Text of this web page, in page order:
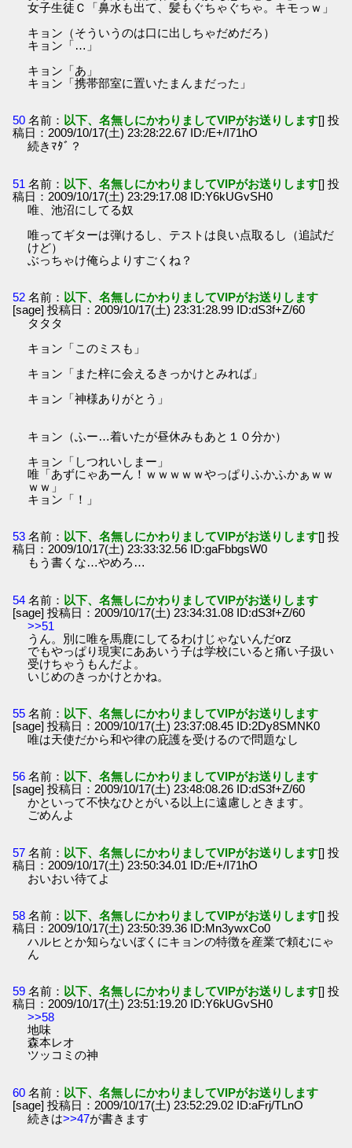
女子生徒Ｃ「鼻水も出て、髪もぐちゃぐちゃ。キモっｗ」
キョン（そういうのは口に出しちゃだめだろ）
キョン「…」
キョン「あ」
キョン「携帯部室に置いたまんまだった」
50 名前： 以下、名無しにかわりましてVIPがお送りします[] 投
稿日：2009/10/17(土) 23:28:22.67 ID:/E+/I71hO
続きﾏﾀﾞ？
51 名前： 以下、名無しにかわりましてVIPがお送りします[] 投
稿日：2009/10/17(土) 23:29:17.08 ID:Y6kUGvSH0
唯、池沼にしてる奴
唯ってギターは弾けるし、テストは良い点取るし（追試だ
けど）
ぶっちゃけ俺らよりすごくね？
52 名前： 以下、名無しにかわりましてVIPがお送りします
[sage] 投稿日：2009/10/17(土) 23:31:28.99 ID:dS3f+Z/60
タタタ
キョン「このミスも」
キョン「また梓に会えるきっかけとみれば」
キョン「神様ありがとう」
キョン（ふー…着いたが昼休みもあと１０分か）
キョン「しつれいしまー」
唯「あずにゃあーん！ｗｗｗｗｗやっぱりふかふかぁｗｗ
ｗｗ」
キョン「！」
53 名前： 以下、名無しにかわりましてVIPがお送りします[] 投
稿日：2009/10/17(土) 23:33:32.56 ID:gaFbbgsW0
もう書くな…やめろ…
54 名前： 以下、名無しにかわりましてVIPがお送りします
[sage] 投稿日：2009/10/17(土) 23:34:31.08 ID:dS3f+Z/60
>>51
うん。別に唯を馬鹿にしてるわけじゃないんだorz
でもやっぱり現実にああいう子は学校にいると痛い子扱い
受けちゃうもんだよ。
いじめのきっかけとかね。
55 名前： 以下、名無しにかわりましてVIPがお送りします
[sage] 投稿日：2009/10/17(土) 23:37:08.45 ID:2Dy8SMNK0
唯は天使だから和や律の庇護を受けるので問題なし
56 名前： 以下、名無しにかわりましてVIPがお送りします
[sage] 投稿日：2009/10/17(土) 23:48:08.26 ID:dS3f+Z/60
かといって不快なひとがいる以上に遠慮しときます。
ごめんよ
57 名前： 以下、名無しにかわりましてVIPがお送りします[] 投
稿日：2009/10/17(土) 23:50:34.01 ID:/E+/I71hO
おいおい待てよ
58 名前： 以下、名無しにかわりましてVIPがお送りします[] 投
稿日：2009/10/17(土) 23:50:39.36 ID:Mn3ywxCo0
ハルヒとか知らないぼくにキョンの特徴を産業で頼むにゃ
ん
59 名前： 以下、名無しにかわりましてVIPがお送りします[] 投
稿日：2009/10/17(土) 23:51:19.20 ID:Y6kUGvSH0
>>58
地味
森本レオ
ツッコミの神
60 名前： 以下、名無しにかわりましてVIPがお送りします
[sage] 投稿日：2009/10/17(土) 23:52:29.02 ID:aFrj/TLnO
続きは>>47が書きます